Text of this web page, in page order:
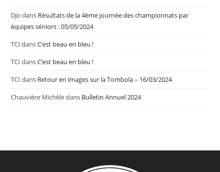
Djo dans Résultats de la 4ème journée des championnats par
équipes séniors : 05/05/2024
TCI dansC’est beau en bleu !
TCI dansC’est beau en bleu !
TCI dans Retour en images sur la Tombola – 16/03/2024
Chauvière Michèledans Bulletin Annuel 2024